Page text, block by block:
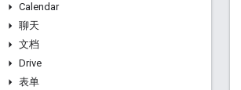
Calendar
聊天
文档
Drive
表单